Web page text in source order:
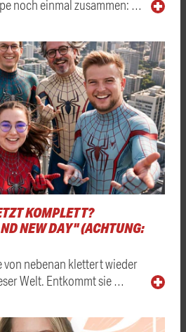
noch einmal zusammen: …
KOMPLETT?
NEW DAY" (ACHTUNG:
nebenan klettert wieder
Welt. Entkommt sie …